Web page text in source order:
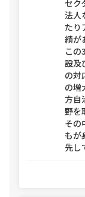
セク
法人
たり
績が
この
設及
の対
の増
方自
野を
その
もが
先し